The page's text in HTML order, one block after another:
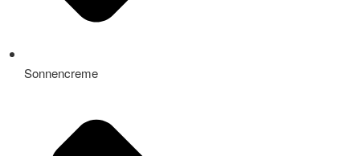
Sonnencreme